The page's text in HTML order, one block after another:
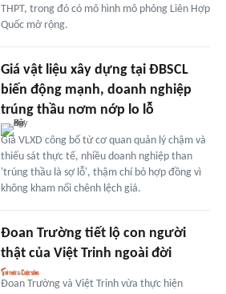
THPT, trong đó có mô hình mô phỏng Liên Hợp
Quốc mở rộng.
Giá vật liệu xây dựng tại ĐBSCL
biến động mạnh, doanh nghiệp
trúng thầu nơm nớp lo lỗ
Giá VLXD công bố từ cơ quan quản lý chậm và
thiếu sát thực tế, nhiều doanh nghiệp than
'trúng thầu là sợ lỗ', thậm chí bỏ hợp đồng vì
không kham nổi chênh lệch giá.
Đoan Trường tiết lộ con người
thật của Việt Trinh ngoài đời
Đoan Trường và Việt Trinh vừa thực hiện